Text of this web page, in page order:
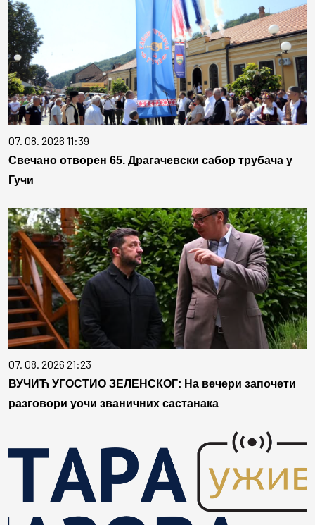
07. 08. 2026 11:39
Свечано отворен 65. Драгачевски сабор трубача у
Гучи
07. 08. 2026 21:23
ВУЧИЋ УГОСТИО ЗЕЛЕНСКОГ: На вечери започети
разговори уочи званичних састанака